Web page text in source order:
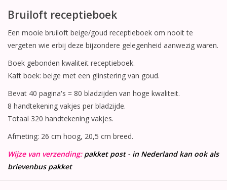
Bruiloft receptieboek
Een mooie bruiloft beige/goud receptieboek om nooit te
vergeten wie erbij deze bijzondere gelegenheid aanwezig waren.
Boek gebonden kwaliteit receptieboek.
Kaft boek: beige met een glinstering van goud.
Bevat 40 pagina's = 80 bladzijden van hoge kwaliteit.
8 handtekening vakjes per bladzijde.
Totaal 320 handtekening vakjes.
Afmeting: 26 cm hoog, 20,5 cm breed.
Wijze van verzending: pakket post - in Nederland kan ook als
brievenbus pakket